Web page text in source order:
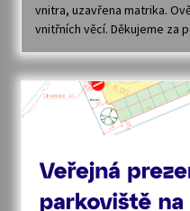
vnitra, uzavřena matrika.
vnitřních věcí. Děkujeme za